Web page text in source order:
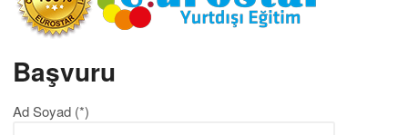
Başvuru
Ad Soyad (*)